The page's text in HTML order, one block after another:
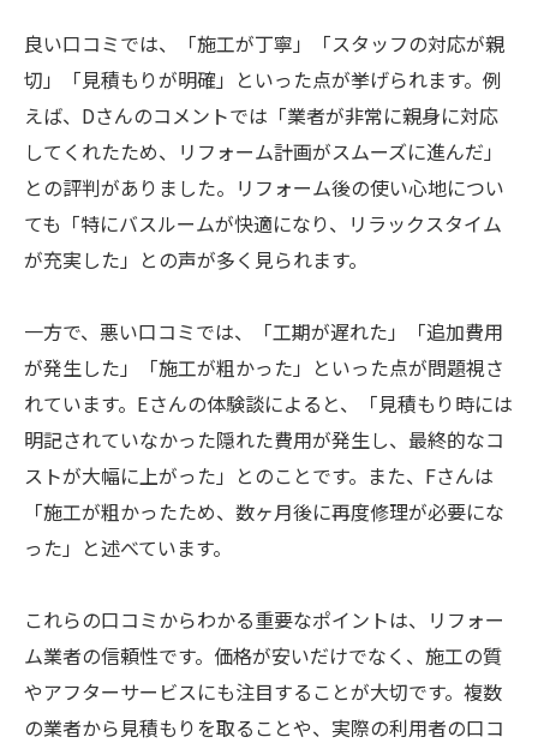
良い口コミでは、「施工が丁寧」「スタッフの対応が親
切」「見積もりが明確」といった点が挙げられます。例
えば、Dさんのコメントでは「業者が非常に親身に対応
してくれたため、リフォーム計画がスムーズに進んだ」
との評判がありました。リフォーム後の使い心地につい
ても「特にバスルームが快適になり、リラックスタイム
が充実した」との声が多く見られます。
一方で、悪い口コミでは、「工期が遅れた」「追加費用
が発生した」「施工が粗かった」といった点が問題視さ
れています。Eさんの体験談によると、「見積もり時には
明記されていなかった隠れた費用が発生し、最終的なコ
ストが大幅に上がった」とのことです。また、Fさんは
「施工が粗かったため、数ヶ月後に再度修理が必要にな
った」と述べています。
これらの口コミからわかる重要なポイントは、リフォー
ム業者の信頼性です。価格が安いだけでなく、施工の質
やアフターサービスにも注目することが大切です。複数
の業者から見積もりを取ることや、実際の利用者の口コ